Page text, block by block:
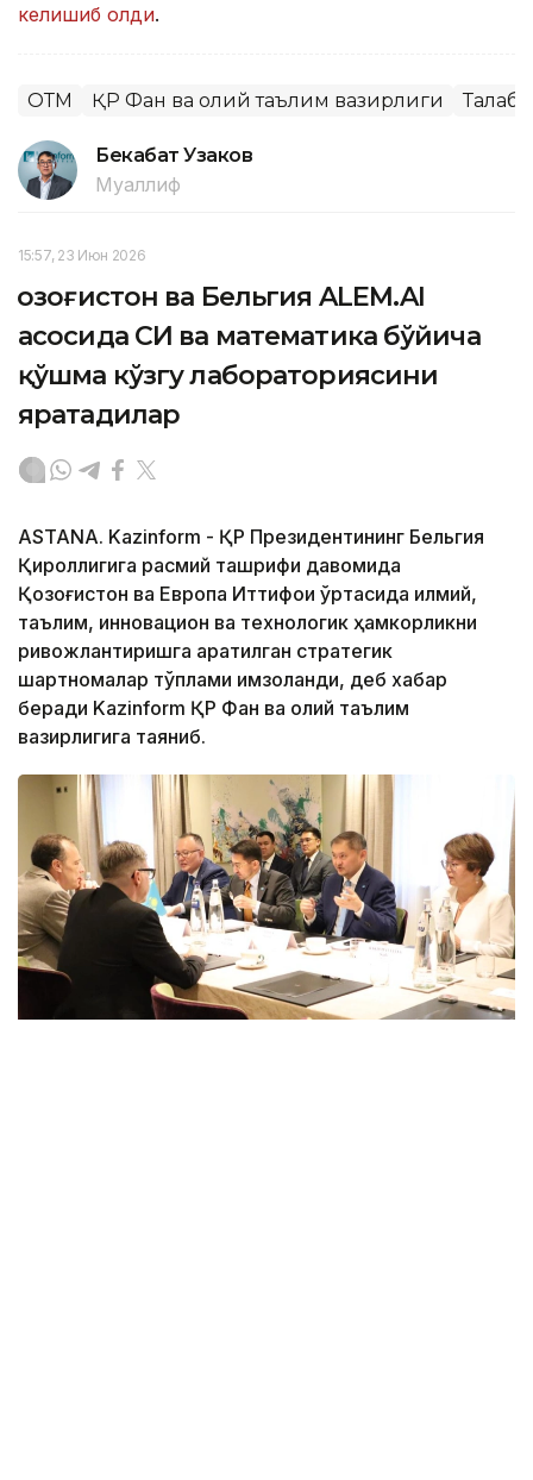
келишиб олди.
ОТМ ҚР Фан ва олий таълим вазирлиги
Бекабат Узаков
Муаллиф
15:57, 23 Июн 2026
Қозоғистон ва Бельгия ALEM.AI
асосида СИ ва математика бўйича
қўшма кўзгу лабораториясини
яратадилар
ASTANA. Kazinform - ҚР Президентининг Бельгия
Қироллигига расмий ташрифи давомида
Қозоғистон ва Европа Иттифоқи ўртасида илмий,
таълим, инновацион ва технологик ҳамкорликни
ривожлантиришга қаратилган стратегик
шартномалар тўплами имзоланди, деб хабар
беради Kazinform ҚР Фан ва олий таълим
вазирлигига таяниб.